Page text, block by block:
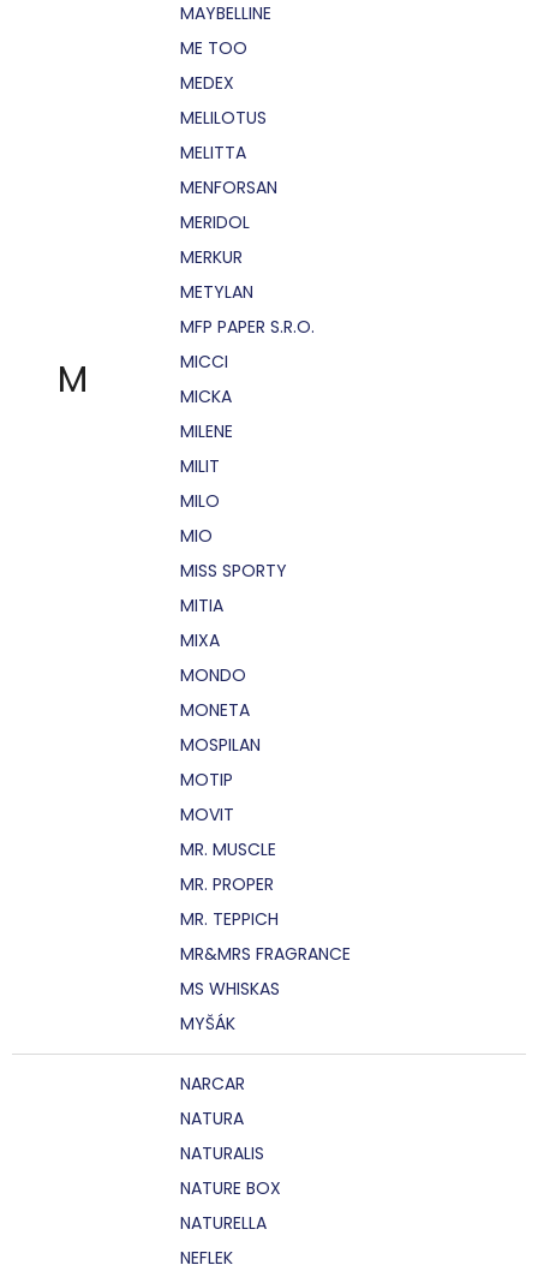
M
MAYBELLINE
ME TOO
MEDEX
MELILOTUS
MELITTA
MENFORSAN
MERIDOL
MERKUR
METYLAN
MFP PAPER S.R.O.
MICCI
MICKA
MILENE
MILIT
MILO
MIO
MISS SPORTY
MITIA
MIXA
MONDO
MONETA
MOSPILAN
MOTIP
MOVIT
MR. MUSCLE
MR. PROPER
MR. TEPPICH
MR&MRS FRAGRANCE
MS WHISKAS
MYŠÁK
NARCAR
NATURA
NATURALIS
NATURE BOX
NATURELLA
NEFLEK